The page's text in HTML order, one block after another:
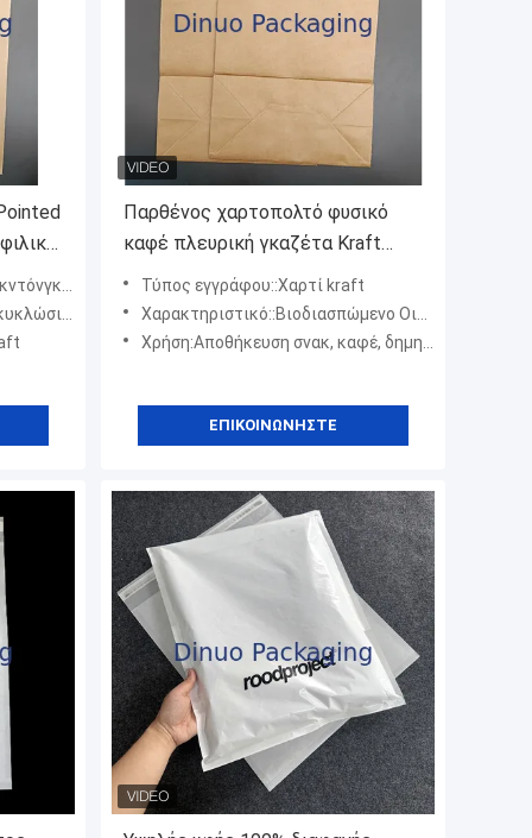
γιαΚίνα
μυτερό κάτω μέρος
Παρθένος χαρτοπολτό φυσικό
καφέ πλευρική γκαζέτα Kraft
χαρτοσακούλα για συσκευασία
δώρων
Τύπος εγγράφου::Χαρτί kraft
Χαρακτηριστικό::Βιοδιασπώμενο Οικολογικό
Χρήση:Αποθήκευση σνακ, καφέ, δημητριακών, ξηρών καρπών
ΕΠΙΚΟΙΝΩΝΉΣΤΕ